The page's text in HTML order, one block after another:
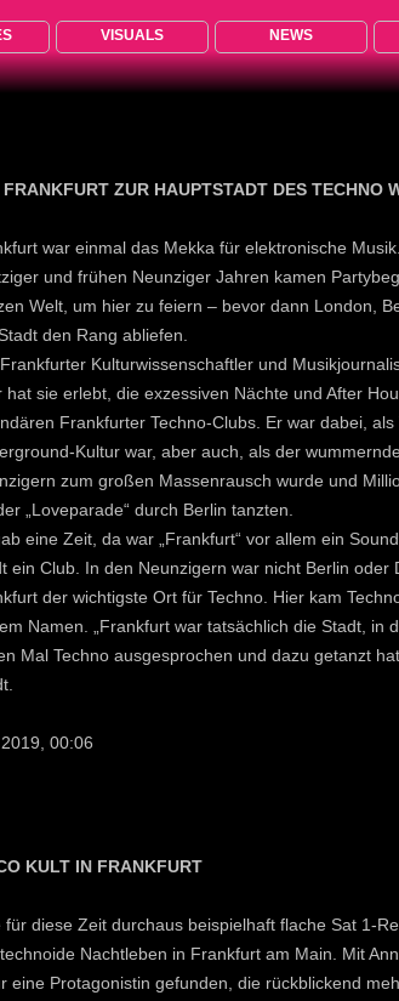
VISUALS NEWS
FRANKFURT ZUR HAUPTSTADT DES TECHNO
war einmal das Mekka für elektronische
und frühen Neunziger Jahren kamen
Welt, um hier zu feiern – bevor dann London,
den Rang abliefen.
Kulturwissenschaftler und
hat sie erlebt, die exzessiven Nächte und After
Frankfurter Techno-Clubs. Er war dabei, als
Kultur war, aber auch, als der
zum großen Massenrausch wurde und
„Loveparade“ durch Berlin tanzten.
eine Zeit, da war „Frankfurt“ vor allem ein
ein Club. In den Neunzigern war nicht Berlin oder
der wichtigste Ort für Techno. Hier kam
Namen. „Frankfurt war tatsächlich die Stadt, in
Mal Techno ausgesprochen und dazu getanzt
00:06
KULT IN FRANKFURT
für diese Zeit durchaus beispielhaft flache Sat 1-
Nachtleben in Frankfurt am Main. Mit
eine Protagonistin gefunden, die rückblickend